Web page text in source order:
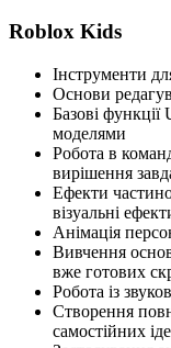
Roblox Kids
Інструменти
Основи
Базові
моделями
Робота в
вирішення
Ефекти
візуальні
Анімація
Вивчення
вже готових
Робота із
Створення
самостійних